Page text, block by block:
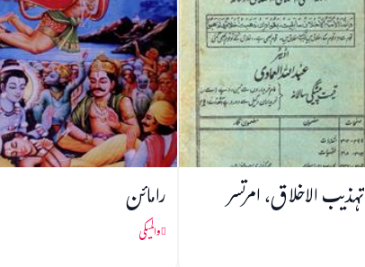
تہذیب الاخلاق، امرتسر رامائن
والمیکی